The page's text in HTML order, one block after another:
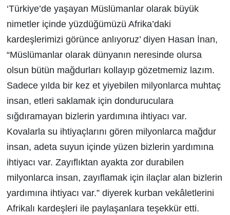
‘Türkiye’de yaşayan Müslümanlar olarak büyük
nimetler içinde yüzdüğümüzü Afrika’daki
kardeşlerimizi görünce anlıyoruz’ diyen Hasan İnan,
“Müslümanlar olarak dünyanın neresinde olursa
olsun bütün mağdurları kollayıp gözetmemiz lazım.
Sadece yılda bir kez et yiyebilen milyonlarca muhtaç
insan, etleri saklamak için donduruculara
sığdıramayan bizlerin yardımına ihtiyacı var.
Kovalarla su ihtiyaçlarını gören milyonlarca mağdur
insan, adeta suyun içinde yüzen bizlerin yardımına
ihtiyacı var. Zayıflıktan ayakta zor durabilen
milyonlarca insan, zayıflamak için ilaçlar alan bizlerin
yardımına ihtiyacı var.” diyerek kurban vekâletlerini
Afrikalı kardeşleri ile paylaşanlara teşekkür etti.